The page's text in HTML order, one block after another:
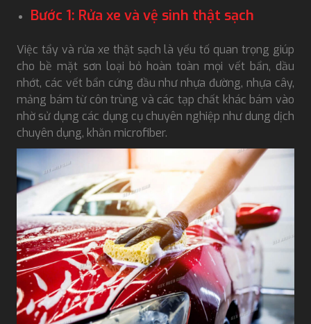
Bước 1: Rửa xe và vệ sinh thật sạch
Việc tẩy và rửa xe thật sạch là yếu tố quan trọng giúp
cho bề mặt sơn loại bỏ hoàn toàn mọi vết bẩn, dầu
nhớt, các vết bẩn cứng đầu như nhựa đường, nhựa cây,
mảng bám từ côn trùng và các tạp chất khác bám vào
nhờ sử dụng các dụng cụ chuyên nghiệp như dung dịch
chuyên dụng, khăn microfiber.